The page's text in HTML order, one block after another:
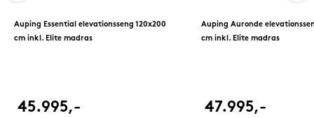
Auping Essential elevationsseng 120x200
cm inkl. Elite madras
45.995,-
Auping Auronde
cm inkl. Elite madras
47.995,-